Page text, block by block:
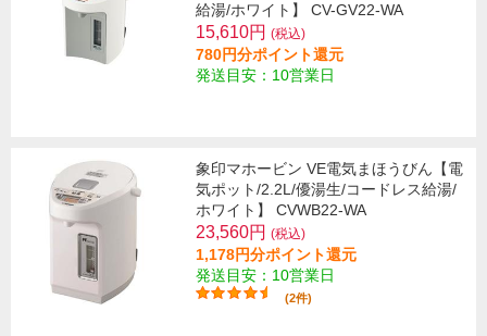
給湯/ホワイト】 CV-GV22-WA
15,610円 (税込)
780円分ポイント還元
発送目安：10営業日
象印マホービン VE電気まほうびん【電
気ポット/2.2L/優湯生/コードレス給湯/
ホワイト】 CVWB22-WA
23,560円 (税込)
1,178円分ポイント還元
発送目安：10営業日
(2件)